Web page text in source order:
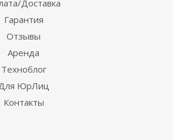
Доставка
Гарантия
Отзывы
Аренда
Техноблог
ЮрЛиц
Контакты